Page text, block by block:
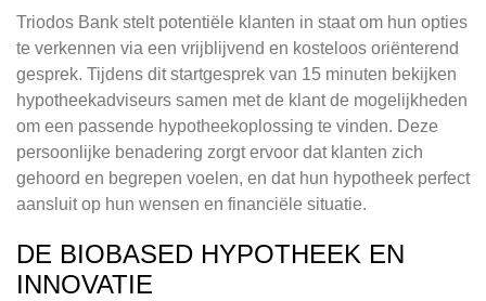
Triodos Bank stelt potentiële klanten in staat om hun opties
te verkennen via een vrijblijvend en kosteloos oriënterend
gesprek. Tijdens dit startgesprek van 15 minuten bekijken
hypotheekadviseurs samen met de klant de mogelijkheden
om een passende hypotheekoplossing te vinden. Deze
persoonlijke benadering zorgt ervoor dat klanten zich
gehoord en begrepen voelen, en dat hun hypotheek perfect
aansluit op hun wensen en financiële situatie.
DE BIOBASED HYPOTHEEK EN
INNOVATIE